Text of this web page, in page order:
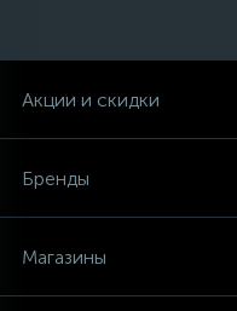
Акции и скидки
Бренды
Магазины